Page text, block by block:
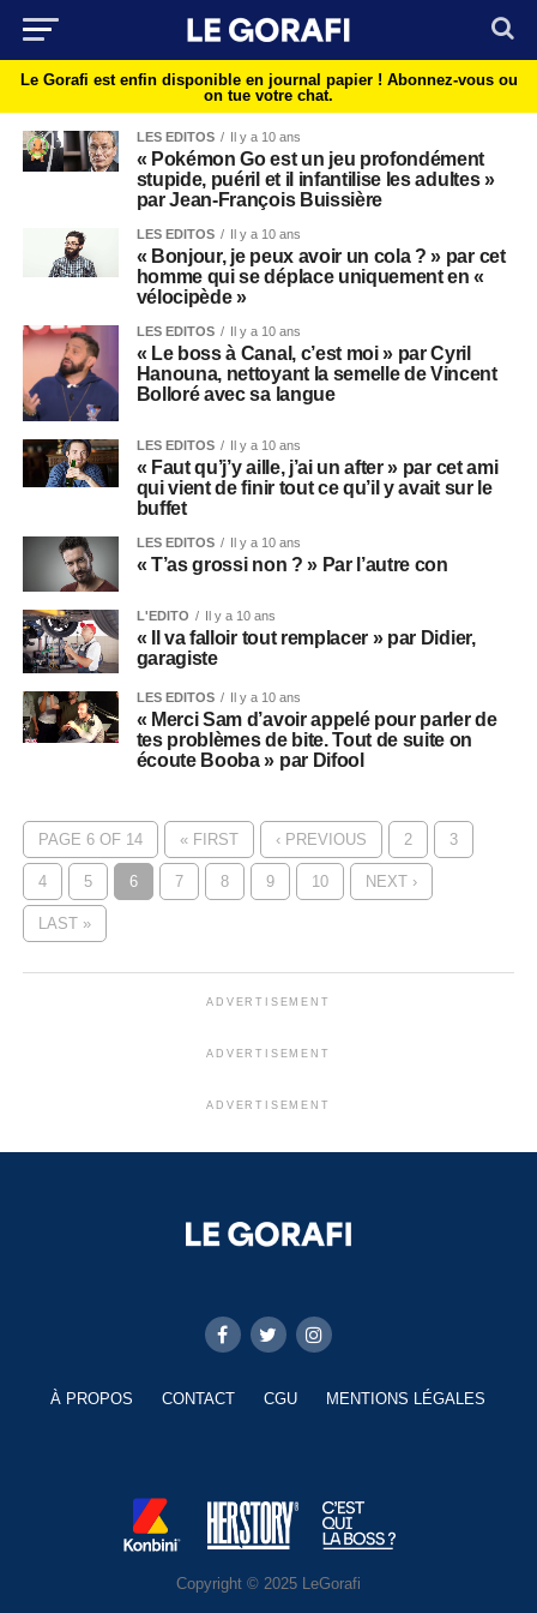
Le Gorafi est enfin disponible en journal papier ! Abonnez-vous ou
on tue votre chat.
LES EDITOS Il y a 10 ans
« Pokémon Go est un jeu profondément
stupide, puéril et il infantilise les adultes »
par Jean-François Buissière
LES EDITOS Il y a 10 ans
« Bonjour, je peux avoir un cola ? » par cet
homme qui se déplace uniquement en «
vélocipède »
LES EDITOS Il y a 10 ans
« Le boss à Canal, c’est moi » par Cyril
Hanouna, nettoyant la semelle de Vincent
Bolloré avec sa langue
LES EDITOS Il y a 10 ans
« Faut qu’j’y aille, j’ai un after » par cet ami
qui vient de finir tout ce qu’il y avait sur le
buffet
LES EDITOS Il y a 10 ans
« T’as grossi non ? » Par l’autre con
L'EDITO Il y a 10 ans
« Il va falloir tout remplacer » par Didier,
garagiste
LES EDITOS Il y a 10 ans
« Merci Sam d’avoir appelé pour parler de
tes problèmes de bite. Tout de suite on
écoute Booba » par Difool
PAGE 6 OF 14 « FIRST ‹ PREVIOUS 2 3
4 5 6 7 8 9 10 NEXT ›
LAST »
ADVERTISEMENT
ADVERTISEMENT
ADVERTISEMENT
À PROPOS CONTACT CGU MENTIONS LÉGALES
Copyright © 2025 LeGorafi